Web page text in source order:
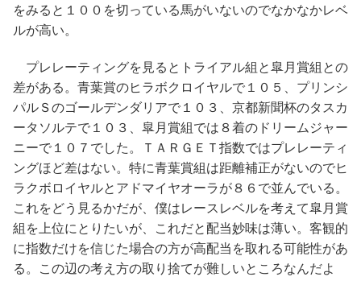
をみると１００を切っている馬がいないのでなかなかレベ
ルが高い。
プレレーティングを見るとトライアル組と皐月賞組との
差がある。青葉賞のヒラボクロイヤルで１０５、プリンシ
パルＳのゴールデンダリアで１０３、京都新聞杯のタスカ
ータソルテで１０３、皐月賞組では８着のドリームジャー
ニーで１０７でした。ＴＡＲＧＥＴ指数ではプレレーティ
ングほど差はない。特に青葉賞組は距離補正がないのでヒ
ラクボロイヤルとアドマイヤオーラが８６で並んでいる。
これをどう見るかだが、僕はレースレベルを考えて皐月賞
組を上位にとりたいが、これだと配当妙味は薄い。客観的
に指数だけを信じた場合の方が高配当を取れる可能性があ
る。この辺の考え方の取り捨てが難しいところなんだよ